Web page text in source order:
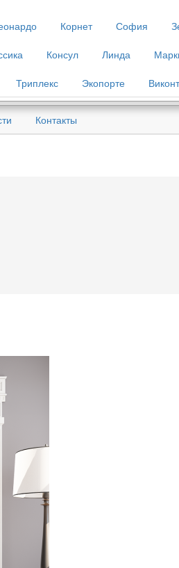
Корнет София
Консул Линда
Триплекс Экопорте Виконт
Контакты